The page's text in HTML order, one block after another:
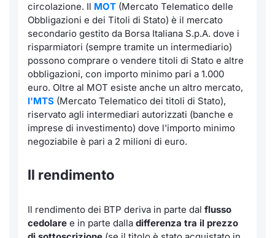
circolazione. Il MOT (Mercato Telematico delle
Obbligazioni e dei Titoli di Stato) è il mercato
secondario gestito da Borsa Italiana S.p.A. dove i
risparmiatori (sempre tramite un intermediario)
possono comprare o vendere titoli di Stato e altre
obbligazioni, con importo minimo pari a 1.000
euro. Oltre al MOT esiste anche un altro mercato,
l'MTS (Mercato Telematico dei titoli di Stato),
riservato agli intermediari autorizzati (banche e
imprese di investimento) dove l'importo minimo
negoziabile è pari a 2 milioni di euro.
Il rendimento
Il rendimento dei BTP deriva in parte dal flusso
cedolare e in parte dalla differenza tra il prezzo